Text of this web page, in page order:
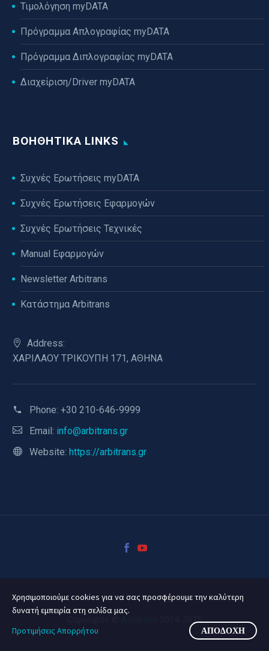
Τιμολόγηση myDATA
Πρόγραμμα Απλογραφίας myDATA
Πρόγραμμα Διπλογραφίας myDATA
Διαχείριση/Driver myDATA
ΒΟΗΘΗΤΙΚΆ LINKS
Συχνές Ερωτήσεις myDATA
Συχνές Ερωτήσεις Εφαρμογών
Συχνές Ερωτήσεις Τεχνικές
Manual Εφαρμογών
Newsletter Arbitrans
Κατάστημα Arbitrans
Address:
ΧΑΡΙΛΑΟΥ ΤΡΙΚΟΥΠΗ 171, ΑΘΗΝΑ
Phone: +30 210-646-9999
Email: info@arbitrans.gr
Website: https://arbitrans.gr
2014-2025
Χρησιμοποιούμε cookies για να σας προσφέρουμε την καλύτερη
δυνατή εμπειρία στη σελίδα μας.
Προτιμήσεις Απορρήτου
ΑΠΟΔΟΧΉ